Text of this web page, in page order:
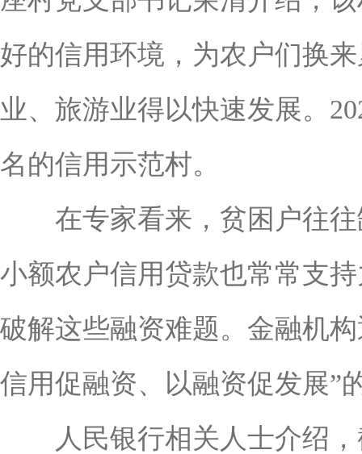
好的信用环境，为农户们换
业、旅游业得以快速发展。
名的信用示范村。
在专家看来，贫困户往往
小额农户信用贷款也常常支
破解这些融资难题。金融机
信用促融资、以融资促发展”
人民银行相关人士介绍，